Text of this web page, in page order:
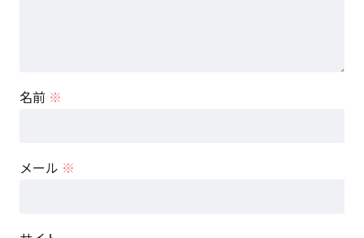
名前 ※
メール ※